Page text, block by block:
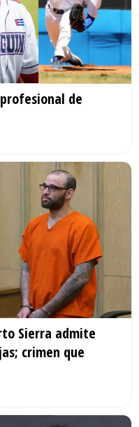
de
Sierra admite
crimen que